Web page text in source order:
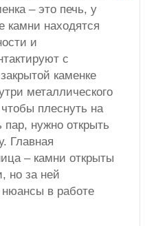
– это печь, у
камни находятся
и
с
каменке
металлического
плеснуть на
нужно открыть
Главная
– камни открыты
но за ней
в работе